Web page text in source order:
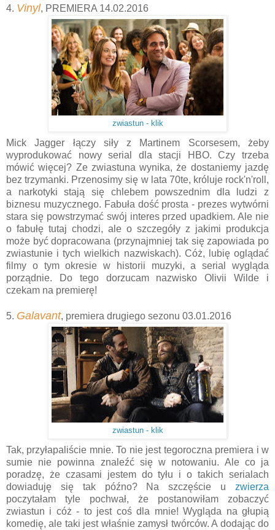
4. Vinyl, PREMIERA 14.02.2016
zwiastun - klik
Mick Jagger łączy siły z Martinem Scorsesem, żeby
wyprodukować nowy serial dla stacji HBO. Czy trzeba
mówić więcej? Ze zwiastuna wynika, że dostaniemy jazdę
bez trzymanki. Przenosimy się w lata 70te, króluje rock'n'roll,
a narkotyki stają się chlebem powszednim dla ludzi z
biznesu muzycznego. Fabuła dość prosta - prezes wytwórni
stara się powstrzymać swój interes przed upadkiem. Ale nie
o fabułę tutaj chodzi, ale o szczegóły z jakimi produkcja
może być dopracowana (przynajmniej tak się zapowiada po
zwiastunie i tych wielkich nazwiskach). Cóż, lubię oglądać
filmy o tym okresie w historii muzyki, a serial wygląda
porządnie. Do tego dorzucam nazwisko Olivii Wilde i
czekam na premierę!
5. Galavant, premiera drugiego sezonu 03.01.2016
zwiastun - klik
Tak, przyłapaliście mnie. To nie jest tegoroczna premiera i w
sumie nie powinna znaleźć się w notowaniu. Ale co ja
poradzę, że czasami jestem do tyłu i o takich serialach
dowiaduję się tak późno? Na szczęście u zwierza
poczytałam tyle pochwał, że postanowiłam zobaczyć
zwiastun i cóż - to jest coś dla mnie! Wygląda na głupią
komedię, ale taki jest właśnie zamysł twórców. A dodając do